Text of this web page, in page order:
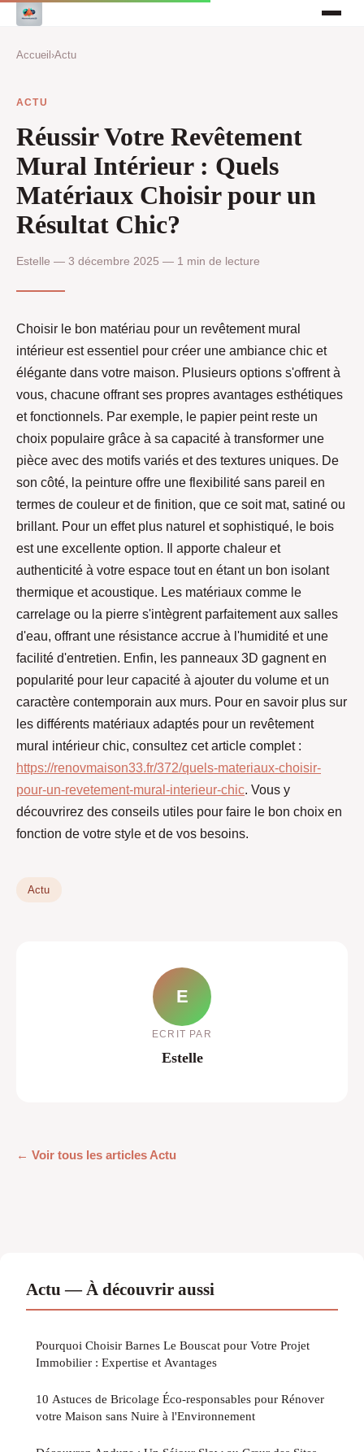
Accueil ›Actu
ACTU
Réussir Votre Revêtement
Mural Intérieur : Quels
Matériaux Choisir pour un
Résultat Chic?
Estelle — 3 décembre 2025 — 1 min de lecture
Choisir le bon matériau pour un revêtement mural
intérieur est essentiel pour créer une ambiance chic et
élégante dans votre maison. Plusieurs options s'offrent à
vous, chacune offrant ses propres avantages esthétiques
et fonctionnels. Par exemple, le papier peint reste un
choix populaire grâce à sa capacité à transformer une
pièce avec des motifs variés et des textures uniques. De
son côté, la peinture offre une flexibilité sans pareil en
termes de couleur et de finition, que ce soit mat, satiné ou
brillant. Pour un effet plus naturel et sophistiqué, le bois
est une excellente option. Il apporte chaleur et
authenticité à votre espace tout en étant un bon isolant
thermique et acoustique. Les matériaux comme le
carrelage ou la pierre s'intègrent parfaitement aux salles
d'eau, offrant une résistance accrue à l'humidité et une
facilité d'entretien. Enfin, les panneaux 3D gagnent en
popularité pour leur capacité à ajouter du volume et un
caractère contemporain aux murs. Pour en savoir plus sur
les différents matériaux adaptés pour un revêtement
mural intérieur chic, consultez cet article complet :
https://renovmaison33.fr/372/quels-materiaux-choisir-
pour-un-revetement-mural-interieur-chic. Vous y
découvrirez des conseils utiles pour faire le bon choix en
fonction de votre style et de vos besoins.
Actu
E
ECRIT PAR
Estelle
← Voir tous les articles Actu
Actu — À découvrir aussi
Pourquoi Choisir Barnes Le Bouscat pour Votre Projet
Immobilier : Expertise et Avantages
10 Astuces de Bricolage Éco-responsables pour Rénover
votre Maison sans Nuire à l'Environnement